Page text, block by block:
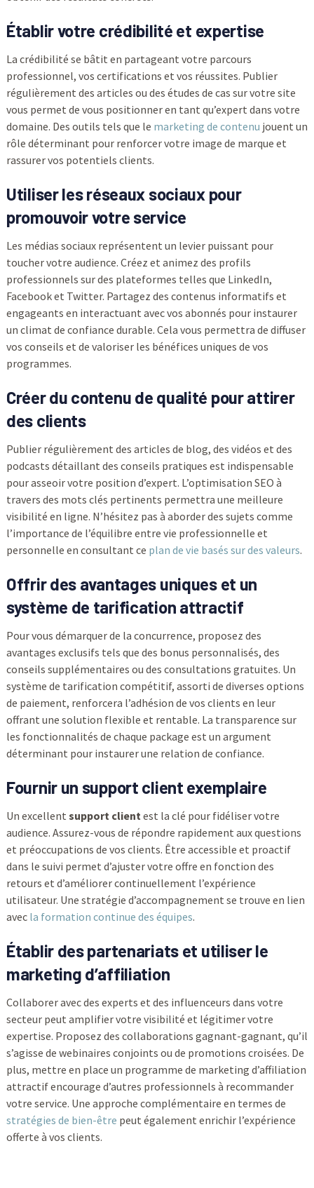
Établir votre crédibilité et expertise
La crédibilité se bâtit en partageant votre parcours
professionnel, vos certifications et vos réussites. Publier
régulièrement des articles ou des études de cas sur votre site
vous permet de vous positionner en tant qu’expert dans votre
domaine. Des outils tels que le marketing de contenu jouent un
rôle déterminant pour renforcer votre image de marque et
rassurer vos potentiels clients.
Utiliser les réseaux sociaux pour
promouvoir votre service
Les médias sociaux représentent un levier puissant pour
toucher votre audience. Créez et animez des profils
professionnels sur des plateformes telles que LinkedIn,
Facebook et Twitter. Partagez des contenus informatifs et
engageants en interactuant avec vos abonnés pour instaurer
un climat de confiance durable. Cela vous permettra de diffuser
vos conseils et de valoriser les bénéfices uniques de vos
programmes.
Créer du contenu de qualité pour attirer
des clients
Publier régulièrement des articles de blog, des vidéos et des
podcasts détaillant des conseils pratiques est indispensable
pour asseoir votre position d’expert. L’optimisation SEO à
travers des mots clés pertinents permettra une meilleure
visibilité en ligne. N’hésitez pas à aborder des sujets comme
l’importance de l’équilibre entre vie professionnelle et
personnelle en consultant ce plan de vie basés sur des valeurs.
Offrir des avantages uniques et un
système de tarification attractif
Pour vous démarquer de la concurrence, proposez des
avantages exclusifs tels que des bonus personnalisés, des
conseils supplémentaires ou des consultations gratuites. Un
système de tarification compétitif, assorti de diverses options
de paiement, renforcera l’adhésion de vos clients en leur
offrant une solution flexible et rentable. La transparence sur
les fonctionnalités de chaque package est un argument
déterminant pour instaurer une relation de confiance.
Fournir un support client exemplaire
Un excellent support clientest la clé pour fidéliser votre
audience. Assurez-vous de répondre rapidement aux questions
et préoccupations de vos clients. Être accessible et proactif
dans le suivi permet d’ajuster votre offre en fonction des
retours et d’améliorer continuellement l’expérience
utilisateur. Une stratégie d’accompagnement se trouve en lien
avec la formation continue des équipes.
Établir des partenariats et utiliser le
marketing d’affiliation
Collaborer avec des experts et des influenceurs dans votre
secteur peut amplifier votre visibilité et légitimer votre
expertise. Proposez des collaborations gagnant-gagnant, qu’il
s’agisse de webinaires conjoints ou de promotions croisées. De
plus, mettre en place un programme de marketing d’affiliation
attractif encourage d’autres professionnels à recommander
votre service. Une approche complémentaire en termes de
stratégies de bien-être peut également enrichir l’expérience
offerte à vos clients.